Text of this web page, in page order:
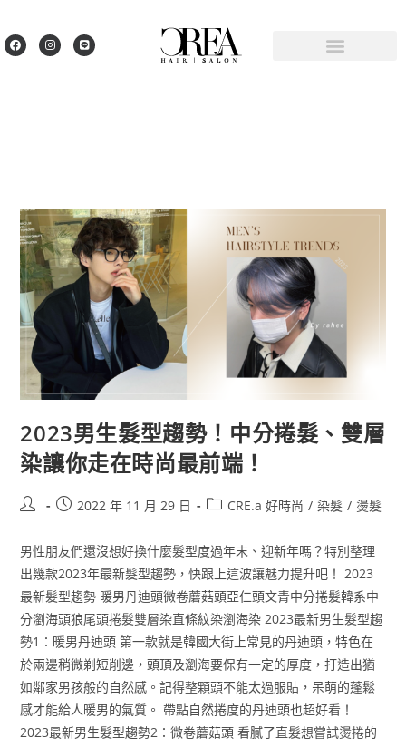
2023男生髮型趨勢！中分捲髮、雙層
染讓你走在時尚最前端！
2022 年 11 月 29 日 CRE.a 好時尚 / 染髮 / 燙髮
男性朋友們還沒想好換什麼髮型度過年末、迎新年嗎？特別整理
出幾款2023年最新髮型趨勢，快跟上這波讓魅力提升吧！ 2023
最新髮型趨勢 暖男丹迪頭微卷蘑菇頭亞仁頭文青中分捲髮韓系中
分瀏海頭狼尾頭捲髮雙層染直條紋染瀏海染 2023最新男生髮型趨
勢1：暖男丹迪頭 第一款就是韓國大街上常見的丹迪頭，特色在
於兩邊稍微剃短削邊，頭頂及瀏海要保有一定的厚度，打造出猶
如鄰家男孩般的自然感。記得整顆頭不能太過服貼，呆萌的蓬鬆
感才能給人暖男的氣質。 帶點自然捲度的丹迪頭也超好看！
2023最新男生髮型趨勢2：微卷蘑菇頭 看膩了直髮想嘗試燙捲的